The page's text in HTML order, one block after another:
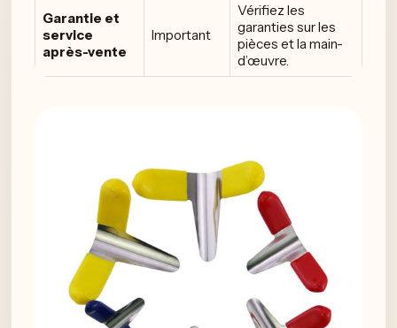
Garantie et
service
après-vente
Important
Vérifiez les
garanties sur les
pièces et la main-
d’œuvre.